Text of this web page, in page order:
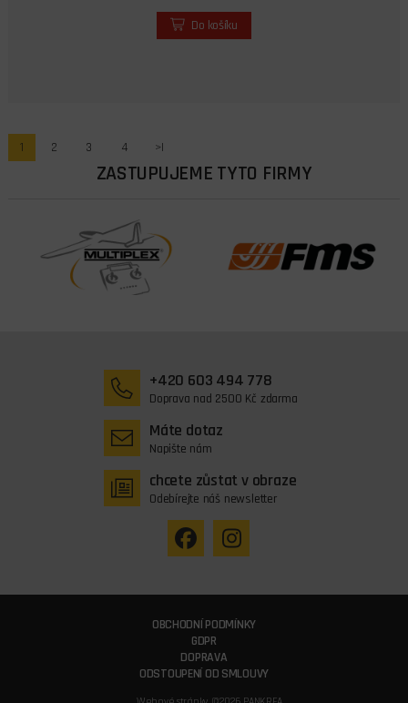
Do košíku
1 2 3 4 >|
ZASTUPUJEME TYTO FIRMY
+420 603 494 778
Doprava nad 2500 Kč zdarma
Máte dotaz
Napište nám
chcete zůstat v obraze
Odebírejte náš newsletter
OBCHODNÍ PODMÍNKY
GDPR
DOPRAVA
ODSTOUPENÍ OD SMLOUVY